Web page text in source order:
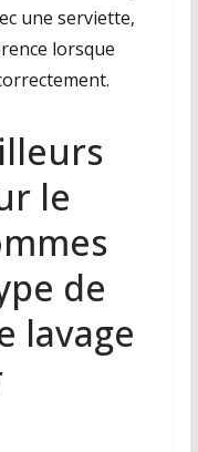
une serviette,
lorsque
le
de
lavage